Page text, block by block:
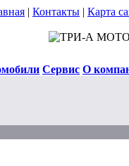
| Контакты | Карта
Сервис О